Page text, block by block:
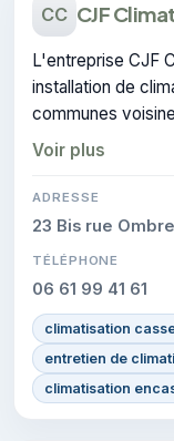
CC CJF
L'entreprise CJF
installation de
communes
de conformité sur
Voir plus
ADRESSE
23 Bis rue
TÉLÉPHONE
06 61 99 41 61
climatisation
entretien de
climatisation